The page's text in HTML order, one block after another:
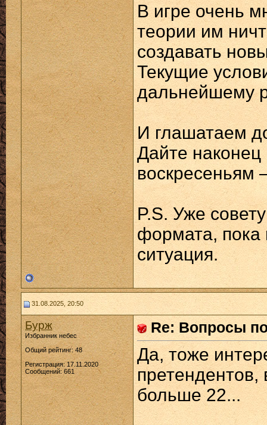
В игре очень
теории им
создавать
Текущие
дальнейшему
И глашатаем
Дайте наконец
воскресеньям
P.S. Уже
формата, пока
ситуация.
31.08.2025, 20:50
Бурж
Избранник небес
Общий рейтинг: 48
Регистрация: 17.11.2020
Сообщений: 661
Re: Вопросы
Да, тоже
больше 22...